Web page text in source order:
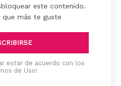
este contenido.
que más te guste
estar de acuerdo con los
de Uso!